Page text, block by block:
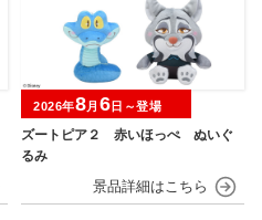
ズートピア２ 赤いほっぺ ぬいぐ
るみ
2026年8月 6日～登場